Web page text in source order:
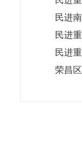
民进
民进
民进
荣昌